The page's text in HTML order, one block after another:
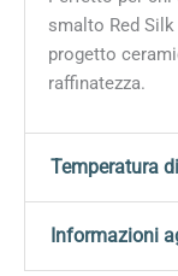
smalto Red
progetto
raffinatezza.
Temperatura
Si consiglia di
Informazioni